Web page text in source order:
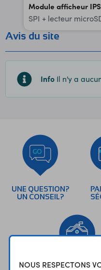
Module afficheur
SPI + lecteur
Avis du site
Info Il n'y a
UNE QUESTION?
UN CONSEIL?
NOUS RESPECTONS